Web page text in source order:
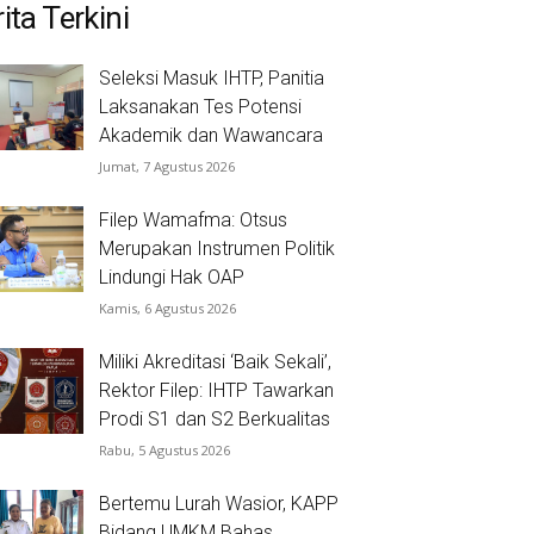
Terkini
Seleksi Masuk IHTP, Panitia
Laksanakan Tes Potensi
Akademik dan Wawancara
Jumat, 7 Agustus 2026
Filep Wamafma: Otsus
Merupakan Instrumen Politik
Lindungi Hak OAP
Kamis, 6 Agustus 2026
Miliki Akreditasi ‘Baik Sekali’,
Rektor Filep: IHTP Tawarkan
Prodi S1 dan S2 Berkualitas
Rabu, 5 Agustus 2026
Bertemu Lurah Wasior, KAPP